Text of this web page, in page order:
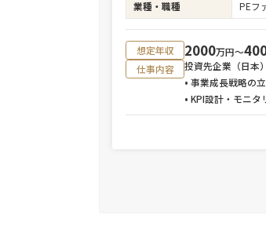
業種・職種
PEフ
想定年収 2000万円〜
仕事内容
投資先企業（日本
• 事業成長戦略の
• KPI設計・モニ